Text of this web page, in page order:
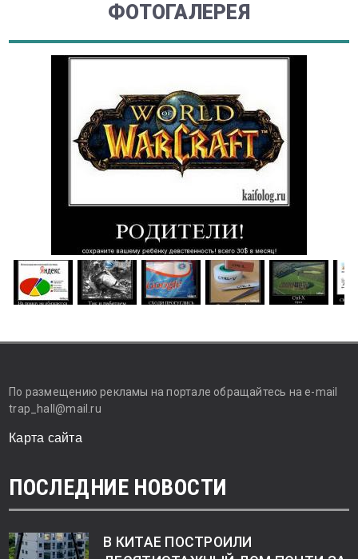
ФОТОГАЛЕРЕЯ
По размещению рекламы на портале обращайтесь на e-mail
trap_hall@mail.ru
Карта сайта
ПОСЛЕДНИЕ НОВОСТИ
В КИТАЕ ПОСТРОИЛИ